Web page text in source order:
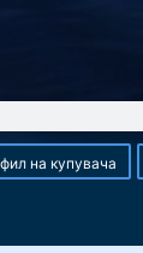
на купувача